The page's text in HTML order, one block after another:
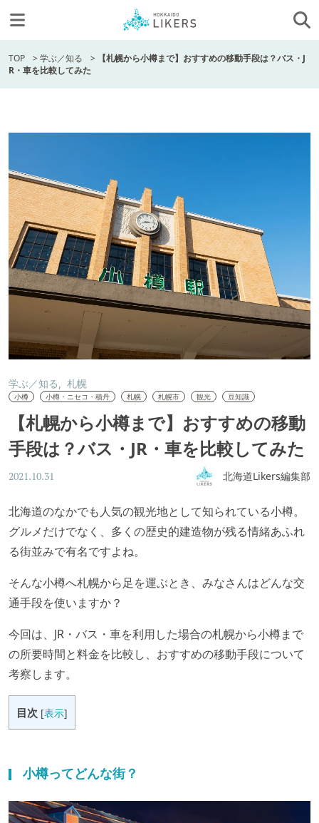
TOP >学ぶ／知る > 【札幌から小樽まで】おすすめの移動手段は？バス・J
R・車を比較してみた
学ぶ／知る 札幌
小樽 小樽・ニセコ・積丹 札幌 札幌市 観光 豆知識
【札幌から小樽まで】おすすめの移動
手段は？バス・JR・車を比較してみた
2021.10.31 北海道Likers編集部
北海道のなかでも人気の観光地として知られている小樽。
グルメだけでなく、多くの歴史的建造物が残る情緒あふれ
る街並みで有名ですよね。
そんな小樽へ札幌から足を運ぶとき、みなさんはどんな交
通手段を使いますか？
今回は、JR・バス・車を利用した場合の札幌から小樽まで
の所要時間と料金を比較し、おすすめの移動手段について
考察します。
目次 [表示]
小樽ってどんな街？